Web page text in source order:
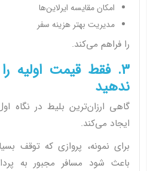
امکان مقایسه ایرلاین‌ها
مدیریت بهتر هزینه سفر
را فراهم می‌کند.
3. فقط قیمت اولیه
ندهید
گاهی ارزان‌ترین بلیط در نگاه
ایجاد می‌کند.
برای نمونه، پروازی که توقف
باعث شود مسافر مجبور به